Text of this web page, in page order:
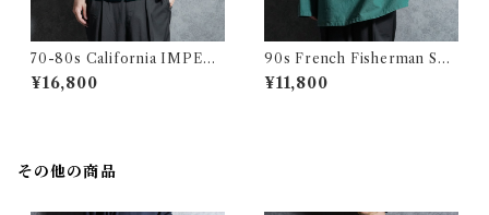
70-80s California IMPERI
AL Harrington jacket Made
in USA Swing Top Turquoi
¥16,800
90s French Fisherman Sm
ock Shirts Green フレンチ
フィッシャーマン スモック グ
¥11,800
その他の商品